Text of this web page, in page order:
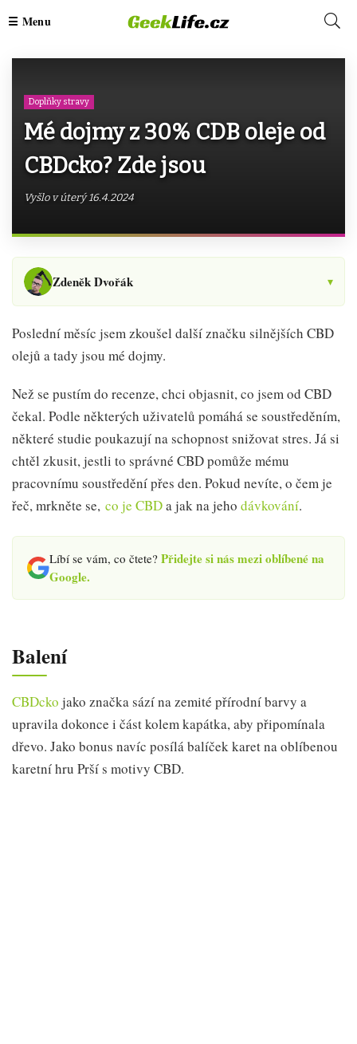
Doplňky stravy
Mé dojmy z 30% CDB oleje od
CBDcko? Zde jsou
Vyšlo v úterý 16.4.2024
Zdeněk Dvořák ▾
Poslední měsíc jsem zkoušel další značku silnějších CBD
olejů a tady jsou mé dojmy.
Než se pustím do recenze, chci objasnit, co jsem od CBD
čekal. Podle některých uživatelů pomáhá se soustředěním,
některé studie poukazují na schopnost snižovat stres. Já si
chtěl zkusit, jestli to správné CBD pomůže mému
pracovnímu soustředění přes den. Pokud nevíte, o čem je
řeč, mrkněte se, co je CBDa jak na jeho dávkování.
Líbí se vám, co čtete? Přidejte si nás mezi oblíbené na
Google.
Balení
CBDcko jako značka sází na zemité přírodní barvy a
upravila dokonce i část kolem kapátka, aby připomínala
dřevo. Jako bonus navíc posílá balíček karet na oblíbenou
karetní hru Prší s motivy CBD.